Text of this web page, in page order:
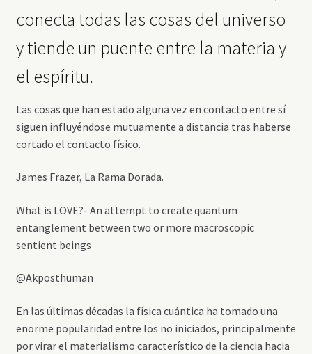
conecta todas las cosas del universo
y tiende un puente entre la materia y
el espíritu.
Las cosas que han estado alguna vez en contacto entre sí
siguen influyéndose mutuamente a distancia tras haberse
cortado el contacto físico.
James Frazer, La Rama Dorada.
What is LOVE?- An attempt to create quantum
entanglement between two or more macroscopic
sentient beings
@Akposthuman
En las últimas décadas la física cuántica ha tomado una
enorme popularidad entre los no iniciados, principalmente
por virar el materialismo característico de la ciencia hacia